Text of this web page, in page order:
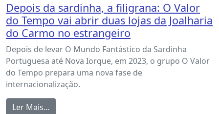
Depois da sardinha, a filigrana: O Valor
do Tempo vai abrir duas lojas da Joalharia
do Carmo no estrangeiro
Depois de levar O Mundo Fantástico da Sardinha
Portuguesa até Nova Iorque, em 2023, o grupo O Valor
do Tempo prepara uma nova fase de
internacionalização.
Ler Mais…